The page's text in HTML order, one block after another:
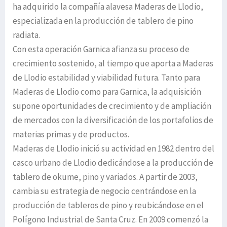
ha adquirido la compañía alavesa Maderas de Llodio,
especializada en la producción de tablero de pino
radiata.
Con esta operación Garnica afianza su proceso de
crecimiento sostenido, al tiempo que aporta a Maderas
de Llodio estabilidad y viabilidad futura. Tanto para
Maderas de Llodio como para Garnica, la adquisición
supone oportunidades de crecimiento y de ampliación
de mercados con la diversificación de los portafolios de
materias primas y de productos.
Maderas de Llodio inició su actividad en 1982 dentro del
casco urbano de Llodio dedicándose a la producción de
tablero de okume, pino y variados. A partir de 2003,
cambia su estrategia de negocio centrándose en la
producción de tableros de pino y reubicándose en el
Polígono Industrial de Santa Cruz. En 2009 comenzó la